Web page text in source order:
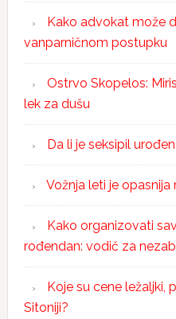
Kako advokat može
vanparničnom postupku
Ostrvo Skopelos:
lek za dušu
Da li je seksipil
Vožnja leti je
Kako organizovati
rođendan: vodič za
Koje su cene ležaljki,
Sitoniji?